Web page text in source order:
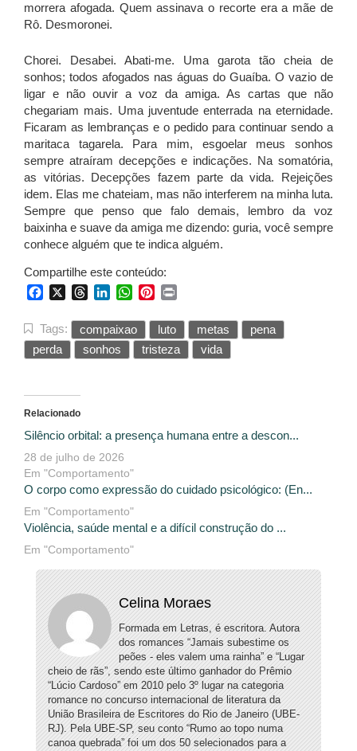
morrera afogada. Quem assinava o recorte era a mãe de
Rô. Desmoronei.
Chorei. Desabei. Abati-me. Uma garota tão cheia de
sonhos; todos afogados nas águas do Guaíba. O vazio de
ligar e não ouvir a voz da amiga. As cartas que não
chegariam mais. Uma juventude enterrada na eternidade.
Ficaram as lembranças e o pedido para continuar sendo a
maritaca tagarela. Para mim, esgoelar meus sonhos
sempre atraíram decepções e indicações. Na somatória,
as vitórias. Decepções fazem parte da vida. Rejeições
idem. Elas me chateiam, mas não interferem na minha luta.
Sempre que penso que falo demais, lembro da voz
baixinha e suave da amiga me dizendo: guria, você sempre
conhece alguém que te indica alguém.
Compartilhe este conteúdo:
FacebookThreadsLinkedInWhatsApp
Pinterest
Tags: compaixao luto metas
pena
perda
sonhos tristeza vida
Relacionado
Silêncio orbital: a presença humana entre a descon...
28 de julho de 2026
Em "Comportamento"
O corpo como expressão do cuidado psicológico: (En...
Em "Comportamento"
Violência, saúde mental e a difícil construção do ...
Em "Comportamento"
Celina Moraes
Formada em Letras, é escritora. Autora
dos romances “Jamais subestime os
peões - eles valem uma rainha” e “Lugar
cheio de rãs”, sendo este último ganhador do Prêmio
“Lúcio Cardoso” em 2010 pelo 3º lugar na categoria
romance no concurso internacional de literatura da
União Brasileira de Escritores do Rio de Janeiro (UBE-
RJ). Pela UBE-SP, seu conto “Rumo ao topo numa
canoa quebrada” foi um dos 50 selecionados para a